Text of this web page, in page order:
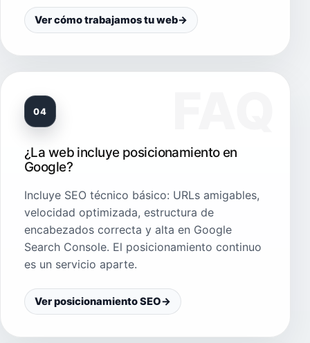
Ver cómo trabajamos tu web→
04
¿La web incluye posicionamiento en
Google?
Incluye SEO técnico básico: URLs amigables,
velocidad optimizada, estructura de
encabezados correcta y alta en Google
Search Console. El posicionamiento continuo
es un servicio aparte.
Ver posicionamiento SEO→